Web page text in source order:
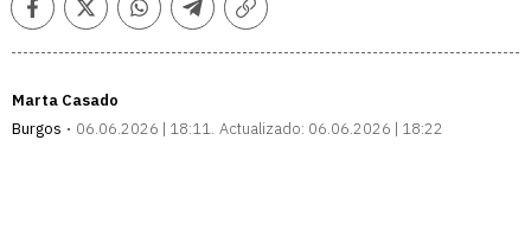
FacebookTwitterWhatsappTelegramCopiar
Marta Casado
Burgos
06.06.2026 | 18:11 Actualizado: 06.06.2026 | 18:22